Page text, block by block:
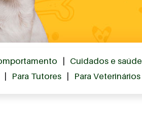
Cuidados e saúde
Para Tutores Para Veterinários